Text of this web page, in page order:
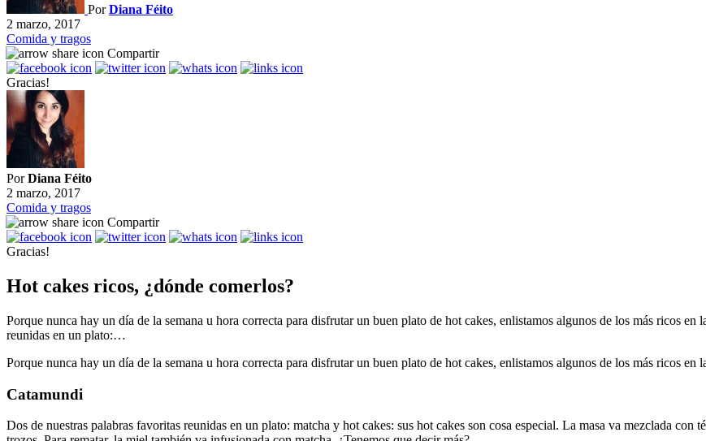
PorDiana Féito
2 marzo, 2017
Comida y tragos
Compartir
Gracias!
PorDiana Féito
2 marzo, 2017
Comida y tragos
Compartir
Gracias!
Hot cakes ricos, ¿dónde comerlos?
Porque nunca hay un día de la semana u hora correcta para disfrutar un buen plato de hot cakes, enlistamos algunos de los más ricos
reunidas en un plato:…
Porque nunca hay un día de la semana u hora correcta para disfrutar un buen plato de hot cakes, enlistamos algunos de los más ricos en
Catamundi
Dos de nuestras palabras favoritas reunidas en un plato: matcha y hot cakes: sus hot cakes son cosa especial. La masa va mezclada